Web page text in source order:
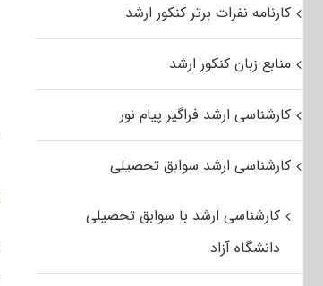
کارنامه نفرات برتر کنکور ارشد
منابع زبان کنکور ارشد
کارشناسی ارشد فراگیر پیام نور
کارشناسی ارشد سوابق تحصیلی
کارشناسی ارشد با سوابق تحصیلی
دانشگاه آزاد